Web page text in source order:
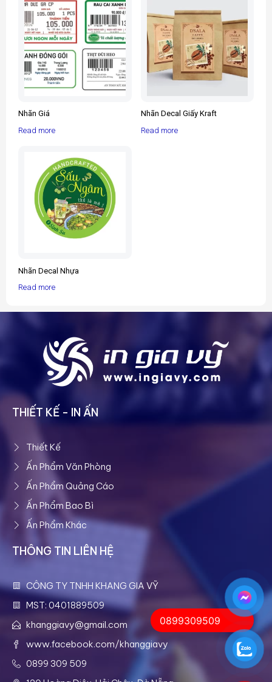
Nhãn Giá
Read more
Nhãn Decal Giấy Kraft
Read more
Nhãn Decal Nhựa
Read more
THIẾT KẾ - IN ẤN
Thiết Kế
Ấn Phẩm Văn Phòng
Ấn Phẩm Quảng Cáo
Ấn Phẩm Bao Bì
Ấn Phẩm Khác
THÔNG TIN LIÊN HỆ
CÔNG TY TNHH KHANG GIA VỸ
MST: 0401889509
khanggiavy@gmail.com
www.facebook.com/khanggiavy
0899 309 509
0899309509